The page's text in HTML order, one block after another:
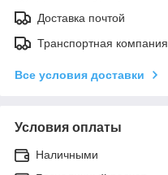
Доставка почтой
Транспортная компания
Все условия доставки
Условия оплаты
Наличными